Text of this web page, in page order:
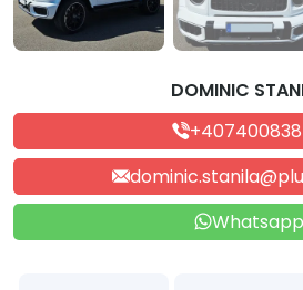
DOMINIC
Whatsapp